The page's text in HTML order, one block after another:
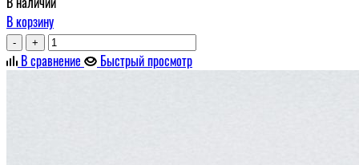
В корзину
- +
В сравнение Быстрый просмотр